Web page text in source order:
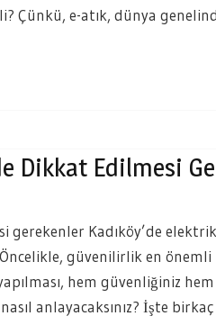
Çünkü, e-atık, dünya
Dikkat Edilmesi
gerekenler Kadıköy’de
güvenilirlik en
hem güvenliğiniz
anlayacaksınız? İşte